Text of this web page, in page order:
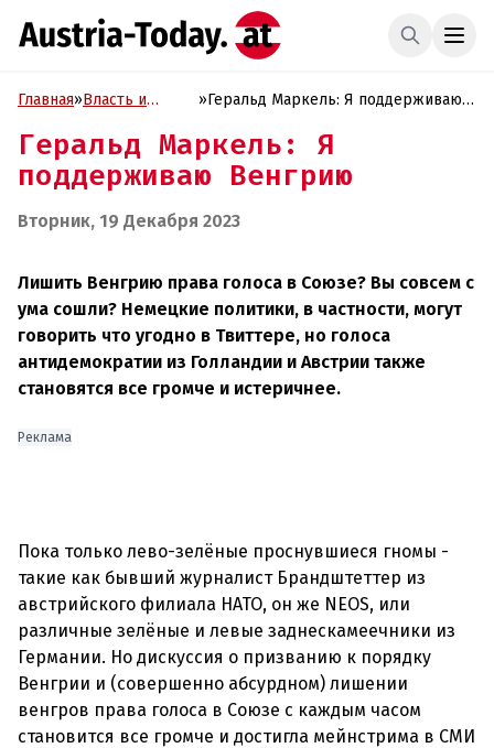
Главная»Власть и
»Геральд Маркель: Я поддерживаю
Геральд Маркель: Я
поддерживаю Венгрию
Вторник, 19 Декабря 2023
Лишить Венгрию права голоса в Союзе? Вы совсем с
ума сошли? Немецкие политики, в частности, могут
говорить что угодно в Твиттере, но голоса
антидемократии из Голландии и Австрии также
становятся все громче и истеричнее.
Реклама
Пока только лево-зелёные проснувшиеся гномы -
такие как бывший журналист Брандштеттер из
австрийского филиала НАТО, он же NEOS, или
различные зелёные и левые заднескамеечники из
Германии. Но дискуссия о призванию к порядку
Венгрии и (совершенно абсурдном) лишении
венгров права голоса в Союзе с каждым часом
становится все громче и достигла мейнстрима в СМИ